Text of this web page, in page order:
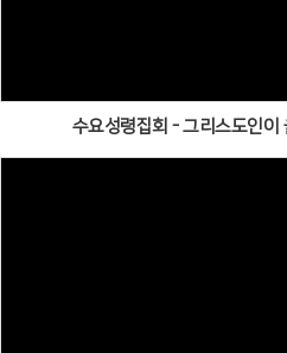
수요성령집회 - 그리스도인